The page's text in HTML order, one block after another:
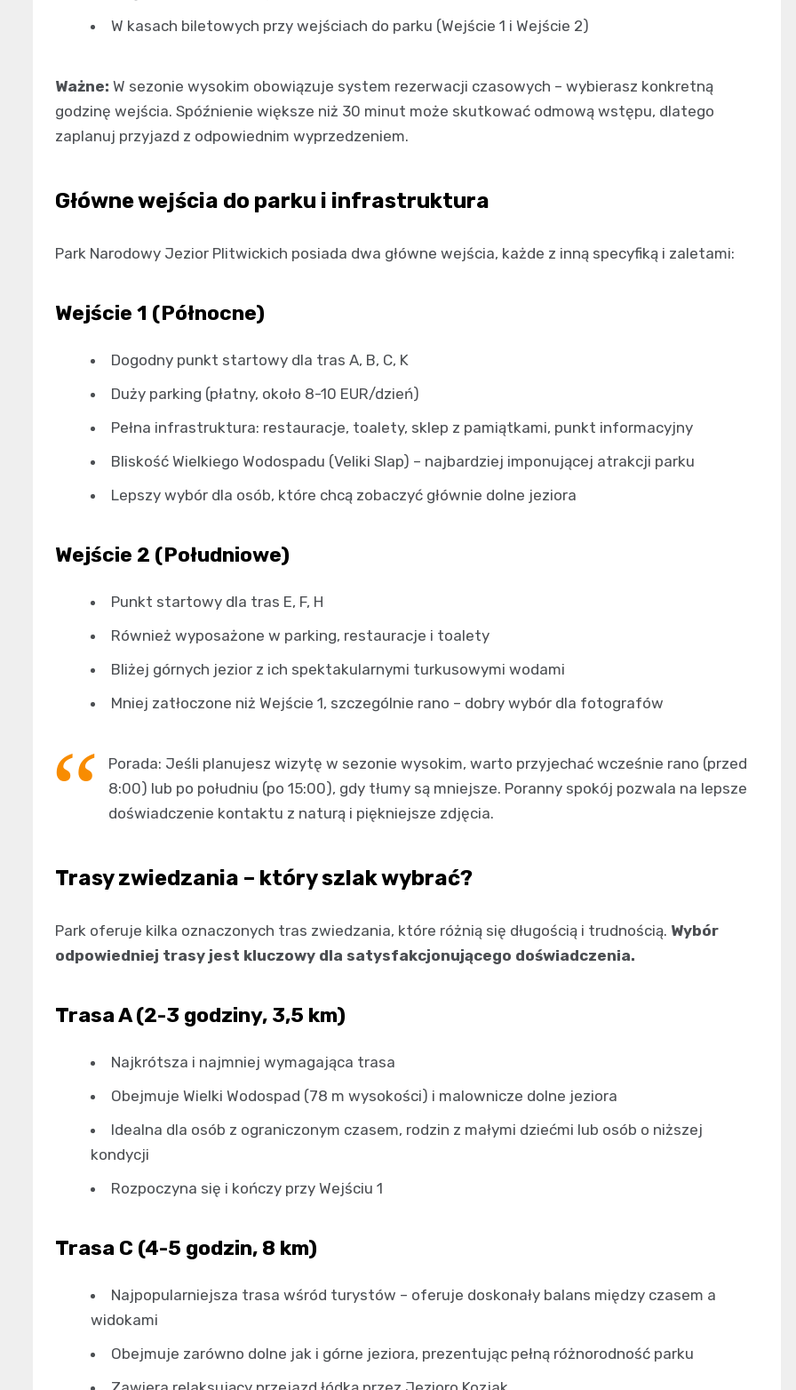
W kasach biletowych przy wejściach do parku (Wejście 1 i Wejście 2)
Ważne: W sezonie wysokim obowiązuje system rezerwacji czasowych – wybierasz konkretną
godzinę wejścia. Spóźnienie większe niż 30 minut może skutkować odmową wstępu, dlatego
zaplanuj przyjazd z odpowiednim wyprzedzeniem.
Główne wejścia do parku i infrastruktura
Park Narodowy Jezior Plitwickich posiada dwa główne wejścia, każde z inną specyfiką i zaletami:
Wejście 1 (Północne)
Dogodny punkt startowy dla tras A, B, C, K
Duży parking (płatny, około 8-10 EUR/dzień)
Pełna infrastruktura: restauracje, toalety, sklep z pamiątkami, punkt informacyjny
Bliskość Wielkiego Wodospadu (Veliki Slap) – najbardziej imponującej atrakcji parku
Lepszy wybór dla osób, które chcą zobaczyć głównie dolne jeziora
Wejście 2 (Południowe)
Punkt startowy dla tras E, F, H
Również wyposażone w parking, restauracje i toalety
Bliżej górnych jezior z ich spektakularnymi turkusowymi wodami
Mniej zatłoczone niż Wejście 1, szczególnie rano – dobry wybór dla fotografów
Porada: Jeśli planujesz wizytę w sezonie wysokim, warto przyjechać wcześnie rano (przed
8:00) lub po południu (po 15:00), gdy tłumy są mniejsze. Poranny spokój pozwala na lepsze
doświadczenie kontaktu z naturą i piękniejsze zdjęcia.
Trasy zwiedzania – który szlak wybrać?
Park oferuje kilka oznaczonych tras zwiedzania, które różnią się długością i trudnością. Wybór
odpowiedniej trasy jest kluczowy dla satysfakcjonującego doświadczenia.
Trasa A (2-3 godziny, 3,5 km)
Najkrótsza i najmniej wymagająca trasa
Obejmuje Wielki Wodospad (78 m wysokości) i malownicze dolne jeziora
Idealna dla osób z ograniczonym czasem, rodzin z małymi dziećmi lub osób o niższej
kondycji
Rozpoczyna się i kończy przy Wejściu 1
Trasa C (4-5 godzin, 8 km)
Najpopularniejsza trasa wśród turystów – oferuje doskonały balans między czasem a
widokami
Obejmuje zarówno dolne jak i górne jeziora, prezentując pełną różnorodność parku